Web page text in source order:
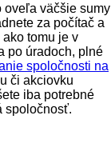
oveľa väčšie sumy
za počítač a
tomu je v
po úradoch, plné
spoločnosti na
či akciovku
iba potrebné
spoločnosť.